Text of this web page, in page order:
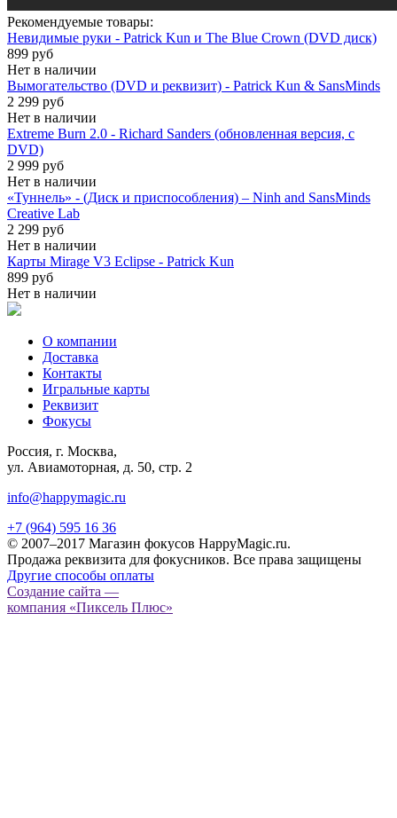
Рекомендуемые товары:
Невидимые руки - Patrick Kun и The Blue Crown (DVD диск)
899 руб
Нет в наличии
Вымогательство (DVD и реквизит) - Patrick Kun & SansMinds
2 299 руб
Нет в наличии
Extreme Burn 2.0 - Richard Sanders (обновленная версия, с
DVD)
2 999 руб
Нет в наличии
«Туннель» - (Диск и приспособления) – Ninh and SansMinds
Creative Lab
2 299 руб
Нет в наличии
Карты Mirage V3 Eclipse - Patrick Kun
899 руб
Нет в наличии
О компании
Доставка
Контакты
Игральные карты
Реквизит
Фокусы
Россия, г. Москва,
ул. Авиамоторная, д. 50, стр. 2
info@happymagic.ru
+7 (964) 595 16 36
© 2007–2017 Магазин фокусов HappyMagic.ru.
Продажа реквизита для фокусников. Все права защищены
Другие способы оплаты
Создание сайта —
компания «Пиксель Плюс»